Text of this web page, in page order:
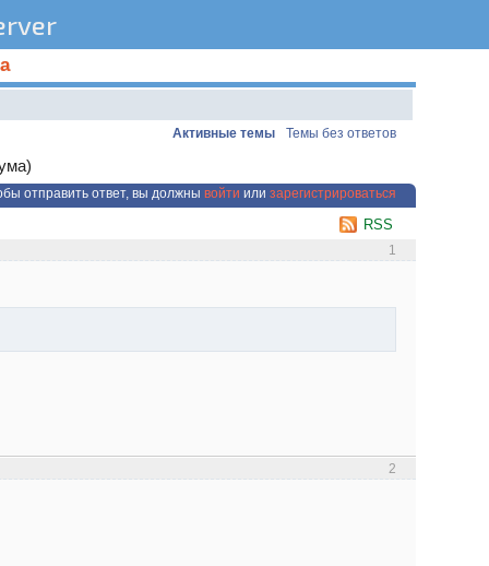
Активные темы Темы без ответов
отправить ответ, вы должны войти или зарегистрироваться
RSS
1
2